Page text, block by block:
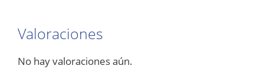
Valoraciones
No hay valoraciones aún.